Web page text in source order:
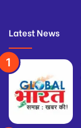
Latest News